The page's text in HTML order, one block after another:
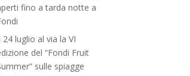
fino a tarda notte a
24 luglio al via la VI
del “Fondi Fruit
sulle spiagge